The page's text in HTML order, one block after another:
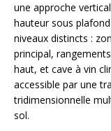
une approche
hauteur sous
niveaux distincts :
principal,
haut, et cave à vin
accessible par une
tridimensionnelle
sol.